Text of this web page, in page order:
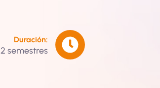
Duración:
2 semestres